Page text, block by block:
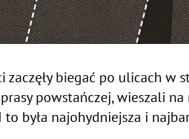
biegać po ulicach
powstańczej, wieszali
to była najohydniejsza i